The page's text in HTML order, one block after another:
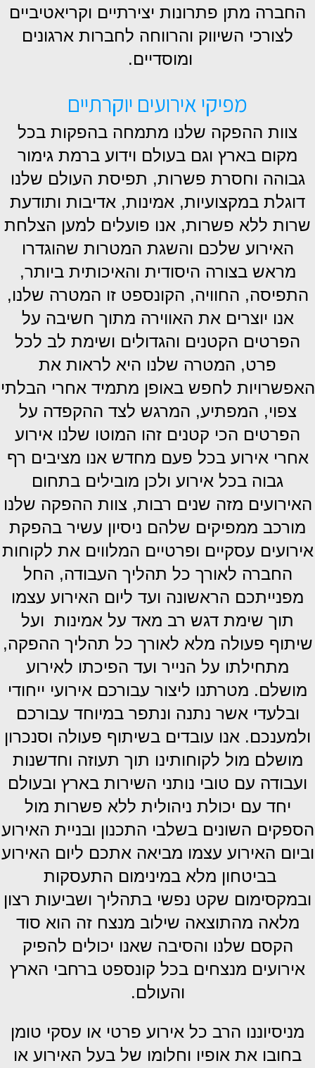
החברה מתן פתרונות יצירתיים וקריאטיביים
לצורכי השיווק והרווחה לחברות ארגונים
ומוסדיים.
מפיקי אירועים יוקרתיים
צוות ההפקה שלנו מתמחה בהפקות בכל
מקום בארץ וגם בעולם וידוע ברמת גימור
גבוהה וחסרת פשרות, תפיסת העולם שלנו
דוגלת במקצועיות, אמינות, אדיבות ותודעת
שרות ללא פשרות, אנו פועלים למען הצלחת
האירוע שלכם והשגת המטרות שהוגדרו
מראש בצורה היסודית והאיכותית ביותר,
התפיסה, החוויה, הקונספט זו המטרה שלנו,
אנו יוצרים את האווירה מתוך חשיבה על
הפרטים הקטנים והגדולים ושימת לב לכל
פרט, המטרה שלנו היא לראות את
האפשרויות לחפש באופן מתמיד אחרי הבלתי
צפוי, המפתיע, המרגש לצד ההקפדה על
הפרטים הכי קטנים זהו המוטו שלנו אירוע
אחרי אירוע בכל פעם מחדש אנו מציבים רף
גבוה בכל אירוע ולכן מובילים בתחום
האירועים מזה שנים רבות, צוות ההפקה שלנו
מורכב ממפיקים שלהם ניסיון עשיר בהפקת
אירועים עסקיים ופרטיים המלווים את לקוחות
החברה לאורך כל תהליך העבודה, החל
מפנייתכם הראשונה ועד ליום האירוע עצמו
תוך שימת דגש רב מאד על אמינות ועל
שיתוף פעולה מלא לאורך כל תהליך ההפקה,
מתחילתו על הנייר ועד הפיכתו לאירוע
מושלם. מטרתנו ליצור עבורכם אירועי ייחודי
ובלעדי אשר נתנה ונתפר במיוחד עבורכם
ולמענכם. אנו עובדים בשיתוף פעולה וסנכרון
מושלם מול לקוחותינו תוך תעוזה וחדשנות
ועבודה עם טובי נותני השירות בארץ ובעולם
יחד עם יכולת ניהולית ללא פשרות מול
הספקים השונים בשלבי התכנון ובניית האירוע
וביום האירוע עצמו מביאה אתכם ליום האירוע
בביטחון מלא במינימום התעסקות
ובמקסימום שקט נפשי בתהליך ושביעות רצון
מלאה מהתוצאה שילוב מנצח זה הוא סוד
הקסם שלנו והסיבה שאנו יכולים להפיק
אירועים מנצחים בכל קונספט ברחבי הארץ
והעולם.
מניסיוננו הרב כל אירוע פרטי או עסקי טומן
בחובו את אופיו וחלומו של בעל האירוע או